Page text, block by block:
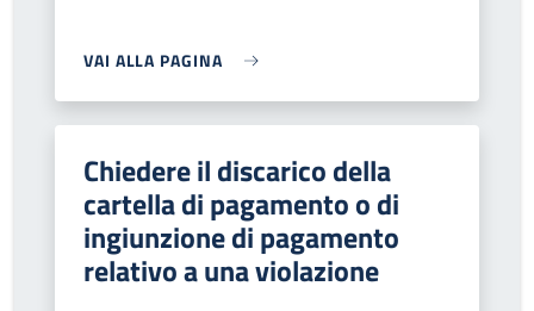
VAI ALLA PAGINA
Chiedere il discarico della
cartella di pagamento o di
ingiunzione di pagamento
relativo a una violazione